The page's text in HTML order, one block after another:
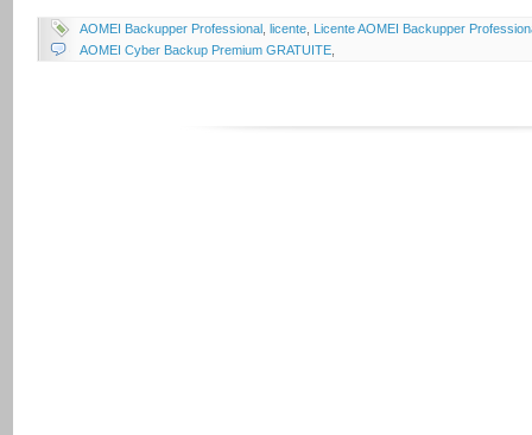
AOMEI Backupper Professional licente Licente AOMEI Backupper
AOMEI Cyber Backup Premium GRATUITE